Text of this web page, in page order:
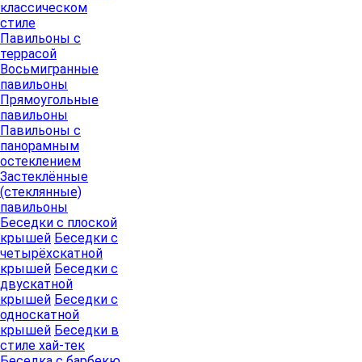
классическом
стиле
Павильоны с
террасой
Восьмигранные
павильоны
Прямоугольные
павильоны
Павильоны с
панорамным
остеклением
Застеклённые
(стеклянные)
павильоны
Беседки с плоской
крышей Беседки с
четырёхскатной
крышей Беседки с
двускатной
крышей Беседки с
односкатной
крышей Беседки в
стиле хай-тек